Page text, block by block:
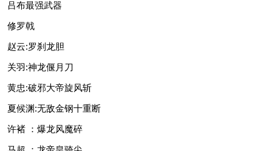
吕布最强武器
修罗戟
赵云:罗刹龙胆
关羽:神龙偃月刀
黄忠:破邪大帝旋风斩
夏候渊:无敌金钢十重断
许褚 ：爆龙风魔碎